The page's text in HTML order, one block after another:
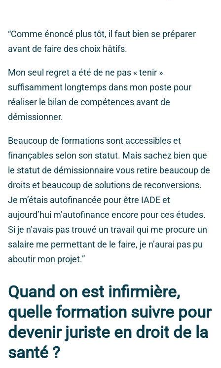
“Comme énoncé plus tôt, il faut bien se préparer
avant de faire des choix hâtifs.
Mon seul regret a été de ne pas « tenir »
suffisamment longtemps dans mon poste pour
réaliser le bilan de compétences avantde
démissionner.
Beaucoup de formations sont accessibles et
finançables selon son statut. Mais sachez bien que
le statut de démissionnaire vous retire beaucoup de
droits et beaucoup de solutions de reconversions.
Je m’étais autofinancée pour être IADE et
aujourd’hui m’autofinance encore pour ces études.
Si je n’avais pas trouvé un travail qui me procure un
salaire me permettant de le faire, je n’aurai pas pu
aboutir mon projet.”
Quand on est infirmière,
quelle formation suivre pour
devenir juriste en droit de la
santé ?